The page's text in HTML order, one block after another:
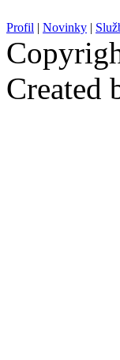
Profil | Novinky |
Created